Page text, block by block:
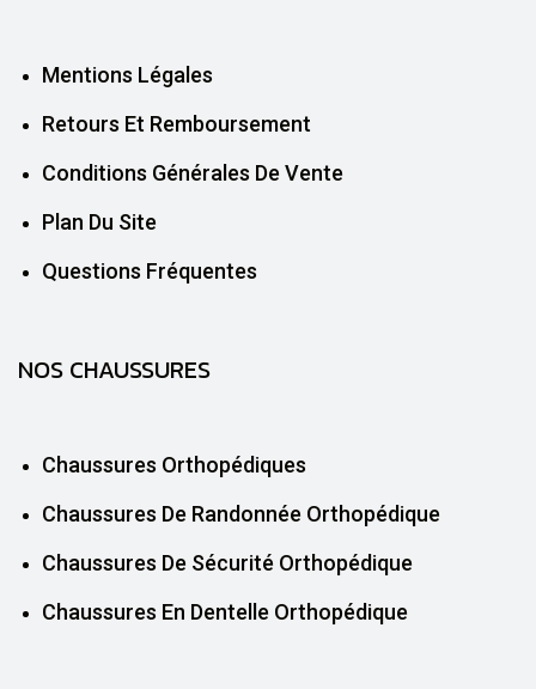
Mentions Légales
Retours Et Remboursement
Conditions Générales De Vente
Plan Du Site
Questions Fréquentes
NOS CHAUSSURES
Chaussures Orthopédiques
Chaussures De Randonnée Orthopédique
Chaussures De Sécurité Orthopédique
Chaussures En Dentelle Orthopédique